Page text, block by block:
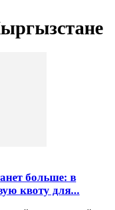
больше: в
квоту для...